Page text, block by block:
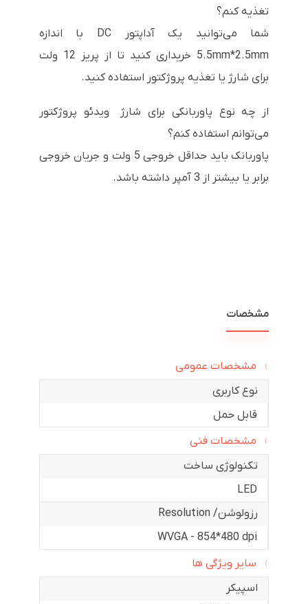
تغذیه کنم؟
شما می‌توانید یک آداپتور DC با اندازه
5.5mm*2.5mm خریداری کنید تا از پریز 12 ولت
برای شارژ یا تغذیه پروژکتور استفاده کنید.
از چه نوع پاوربانکی برای شارژ ویدئو پروژکتور
می‌توانم استفاده کنم؟
پاوربانک باید حداقل خروجی 5 ولت و جریان خروجی
برابر یا بیشتر از 3 آمپر داشته باشد.
مشخصات
مشخصات عمومی
نوع کاربری
قابل حمل
مشخصات فنی
تکنولوژی ساخت
LED
رزولوشن/ Resolution
WVGA - 854*480 dpi
سایر ویژگی ها
اسپیکر